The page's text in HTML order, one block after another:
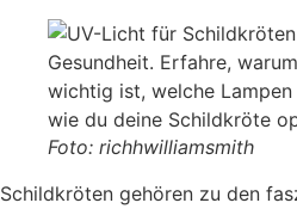
Foto: richhwilliamsmith
Schildkröten gehören zu den